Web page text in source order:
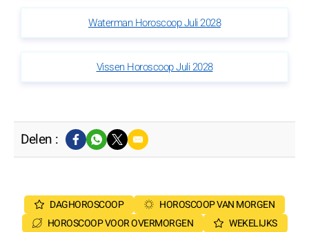
Waterman Horoscoop Juli 2028
Vissen Horoscoop Juli 2028
Delen :
DAGHOROSCOOP
HOROSCOOP VAN MORGEN
HOROSCOOP VOOR OVERMORGEN
WEKELIJKS